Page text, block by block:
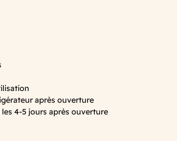
après ouverture
4-5 jours après ouverture